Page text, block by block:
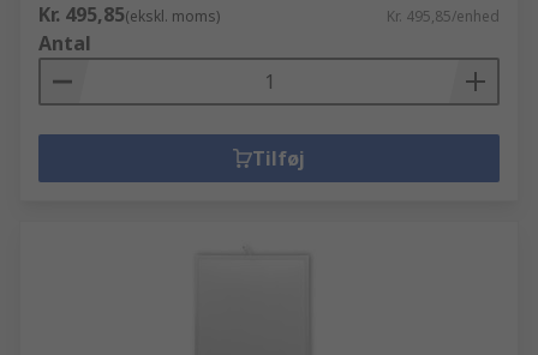
Kr. 495,85(ekskl. moms) Kr. 495,85/enhed
Antal
Tilføj